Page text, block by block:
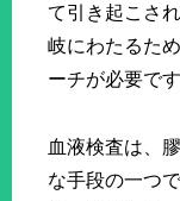
て引き起こさ
岐にわたるた
ーチが必要です
血液検査は、
な手段の一つ